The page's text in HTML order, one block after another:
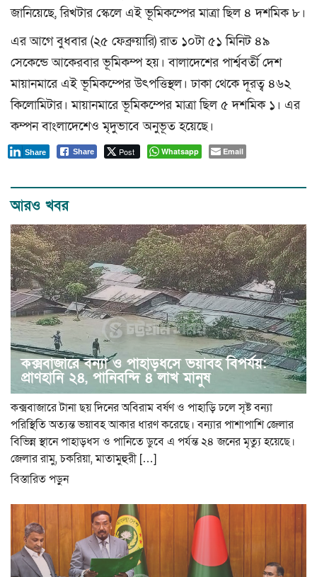
জানিয়েছে, রিখটার স্কেলে এই ভূমিকম্পের মাত্রা ছিল ৪ দশমিক ৮।
এর আগে বুধবার (২৫ ফেব্রুয়ারি) রাত ১০টা ৫১ মিনিট ৪৯
সেকেন্ডে আকেরবার ভূমিকম্প হয়। বালাদেশের পার্শ্ববর্তী দেশ
মায়ানমারে এই ভূমিকম্পের উৎপত্তিস্থল। ঢাকা থেকে দূরত্ব ৪৬২
কিলোমিটার। মায়ানমারে ভূমিকম্পের মাত্রা ছিল ৫ দশমিক ১। এর
কম্পন বাংলাদেশেও মৃদুভাবে অনুভূত হয়েছে।
Share Post
Share Whatsapp Email
আরও খবর
কক্সবাজারে বন্যা ও পাহাড়ধসে ভয়াবহ বিপর্যয়:
প্রাণহানি ২৪, পানিবন্দি ৪ লাখ মানুষ
কক্সবাজারে টানা ছয় দিনের অবিরাম বর্ষণ ও পাহাড়ি ঢলে সৃষ্ট বন্যা
পরিস্থিতি অত্যন্ত ভয়াবহ আকার ধারণ করেছে। বন্যার পাশাপাশি জেলার
বিভিন্ন স্থানে পাহাড়ধস ও পানিতে ডুবে এ পর্যন্ত ২৪ জনের মৃত্যু হয়েছে।
জেলার রামু, চকরিয়া, মাতামুহুরী […]
বিস্তারিত পড়ুন